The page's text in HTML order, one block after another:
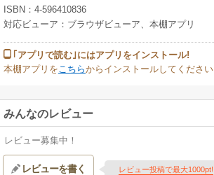
ISBN：4-596410836
対応ビューア：ブラウザビューア、本棚アプリ
｢アプリで読む｣にはアプリをインストール!
本棚アプリを こちらからインストールしてください
みんなのレビュー
レビュー募集中！
レビューを書く レビュー投稿で最大1000pt!